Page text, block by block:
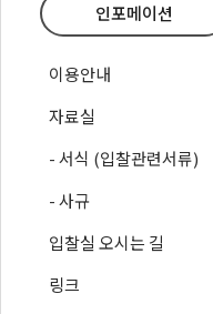
인포메이션
이용안내
자료실
- 서식 (입찰관련서류)
- 사규
입찰실 오시는 길
링크